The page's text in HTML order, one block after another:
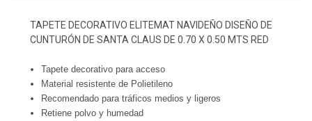
TAPETE DECORATIVO ELITEMAT NAVIDEÑO DISEÑO DE
CUNTURÓN DE SANTA CLAUS DE 0.70 X 0.50 MTS RED
Tapete decorativo para acceso
Material resistente de Polietileno
Recomendado para tráficos medios y ligeros
Retiene polvo y humedad